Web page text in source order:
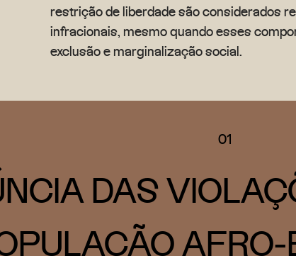
restrição de liberdade são considerados
infracionais, mesmo quando esses
exclusão e marginalização social.
01
DAS